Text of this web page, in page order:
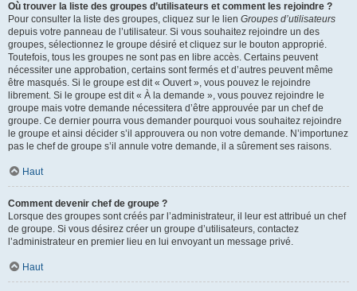
Où trouver la liste des groupes d’utilisateurs et comment les rejoindre ?
Pour consulter la liste des groupes, cliquez sur le lien Groupes d’utilisateurs
depuis votre panneau de l’utilisateur. Si vous souhaitez rejoindre un des
groupes, sélectionnez le groupe désiré et cliquez sur le bouton approprié.
Toutefois, tous les groupes ne sont pas en libre accès. Certains peuvent
nécessiter une approbation, certains sont fermés et d’autres peuvent même
être masqués. Si le groupe est dit « Ouvert », vous pouvez le rejoindre
librement. Si le groupe est dit « À la demande », vous pouvez rejoindre le
groupe mais votre demande nécessitera d’être approuvée par un chef de
groupe. Ce dernier pourra vous demander pourquoi vous souhaitez rejoindre
le groupe et ainsi décider s’il approuvera ou non votre demande. N’importunez
pas le chef de groupe s’il annule votre demande, il a sûrement ses raisons.
Haut
Comment devenir chef de groupe ?
Lorsque des groupes sont créés par l’administrateur, il leur est attribué un chef
de groupe. Si vous désirez créer un groupe d’utilisateurs, contactez
l’administrateur en premier lieu en lui envoyant un message privé.
Haut